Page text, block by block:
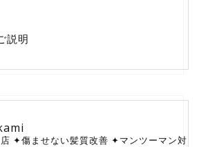
説明
✦傷ませない髪質改善 ✦マンツーマン対